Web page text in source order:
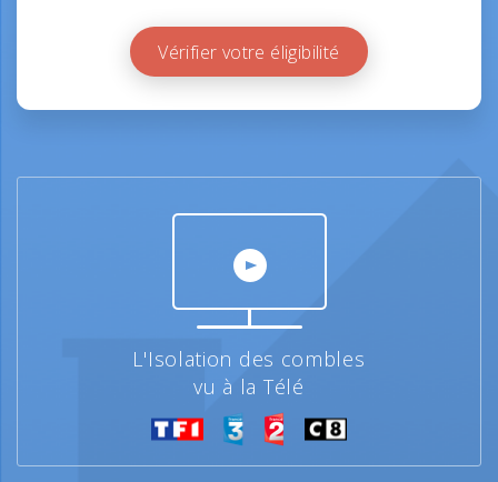
Vérifier votre éligibilité
L'Isolation des combles
vu à la Télé